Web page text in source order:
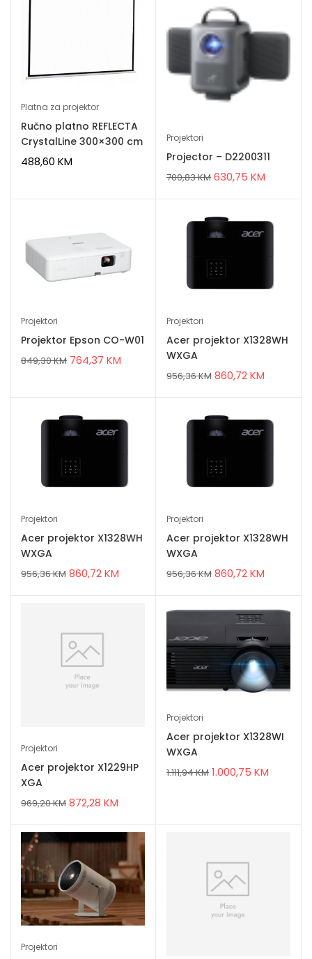
Platna za projektor
Ručno platno REFLECTA
CrystalLine 300×300 cm
488,60 KM
Projektori
Projector – D2200311
700,83KM 630,75 KM
Projektori
Projektor Epson CO-W01
849,30KM 764,37 KM
Projektori
Acer projektor X1328WH
WXGA
956,36KM 860,72KM
Projektori
Acer projektor X1328WH
WXGA
956,36KM 860,72KM
Projektori
Acer projektor X1328WH
WXGA
956,36KM 860,72KM
Projektori
Acer projektor X1229HP
XGA
969,20KM 872,28 KM
Projektori
Acer projektor X1328WI
WXGA
1.111,94KM 1.000,75 KM
Projektori